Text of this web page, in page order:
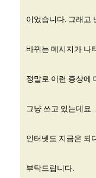
이었습니다. 그래고
바뀌는 메시지가 나
정말로 이런 증상에
그냥 쓰고 있는데요
인터넷도 지금은 되
부탁드립니다.